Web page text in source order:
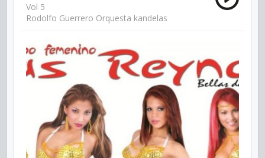
Vol 5
Rodolfo Guerrero Orquesta kandelas